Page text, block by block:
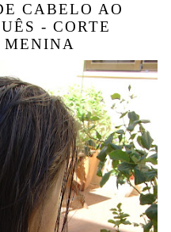
CABELO AO
- CORTE
MENINA